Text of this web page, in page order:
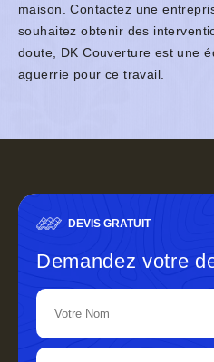
maison. Contactez une
souhaitez obtenir des
doute, DK Couverture est une
aguerrie pour ce travail.
DEVIS GRATUIT
Demandez votre